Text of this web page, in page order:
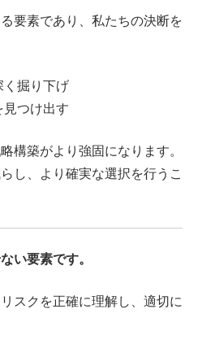
要素であり、私たちの決断を
く掘り下げ
見つけ出す
構築がより強固になります。
し、より確実な選択を行うこ
い要素です。
スクを正確に理解し、適切に